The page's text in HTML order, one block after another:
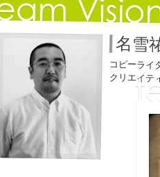
名雪
コピーライ
クリエイテ